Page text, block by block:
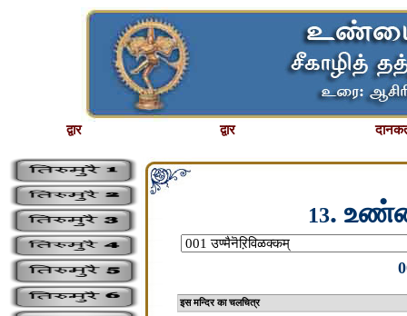
द्वार द्वार
13.
इस मन्दिर का